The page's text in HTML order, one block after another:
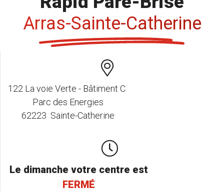
Arras-Sainte-Catherine
122 La voie Verte - Bâtiment C
Parc des Energies
62223 Sainte-Catherine
Le dimanche votre centre est
FERMÉ